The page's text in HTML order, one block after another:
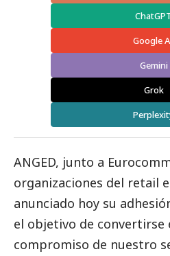
Google
Gemini
Grok
ANGED, junto a
organizaciones del retail
anunciado hoy su
el objetivo de convertirse
compromiso de nuestro